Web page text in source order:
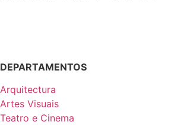
DEPARTAMENTOS
Arquitectura
Artes Visuais
Teatro e Cinema